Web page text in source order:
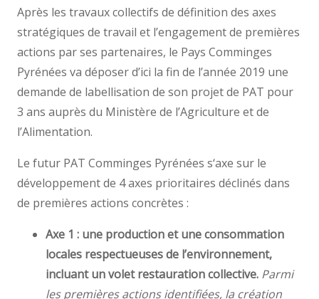
Après les travaux collectifs de définition des axes
stratégiques de travail et l’engagement de premières
actions par ses partenaires, le Pays Comminges
Pyrénées va déposer d’ici la fin de l’année 2019 une
demande de labellisation de son projet de PAT pour
3 ans auprès du Ministère de l’Agriculture et de
l’Alimentation.
Le futur PAT Comminges Pyrénées s‘axe sur le
développement de 4 axes prioritaires déclinés dans
de premières actions concrètes :
Axe 1 : une production et une consommation
locales respectueuses de l’environnement,
incluant un volet restauration collective. Parmi
les premières actions identifiées, la création